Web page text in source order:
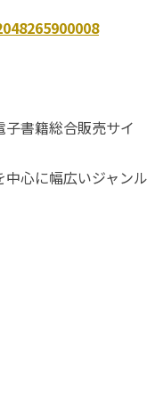
書籍総合販売サイ
心に幅広いジャンル